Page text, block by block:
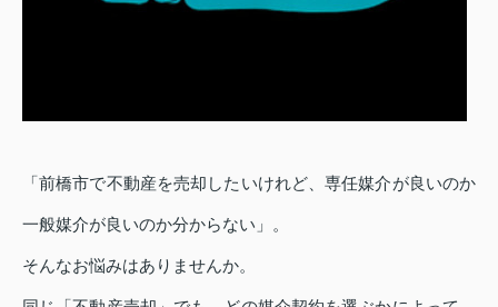
「前橋市で不動産を売却したいけれど、専任媒介が良いのか
一般媒介が良いのか分からない」。
そんなお悩みはありませんか。